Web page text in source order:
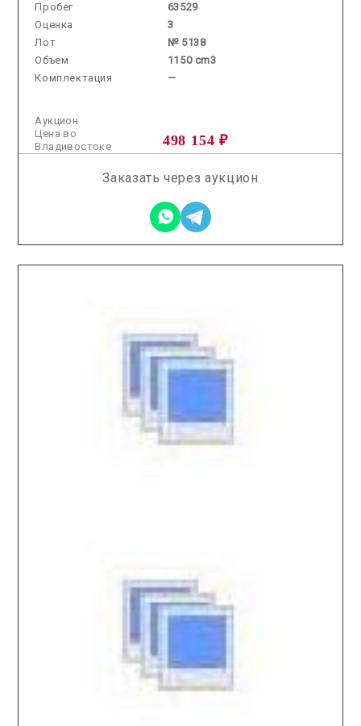
Пробег
63529
Оценка
3
Лот
№ 5138
Объем
1150 cm3
Комплектация
—
Аукцион
498 154 ₽
Цена во
Владивостоке
Заказать через аукцион